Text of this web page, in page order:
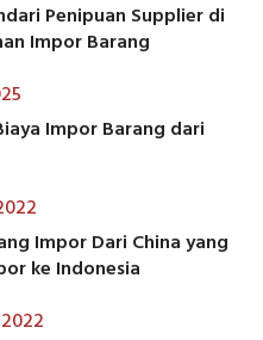
Penipuan Supplier di
Impor Barang
Impor Barang dari
Impor Dari China yang
ke Indonesia